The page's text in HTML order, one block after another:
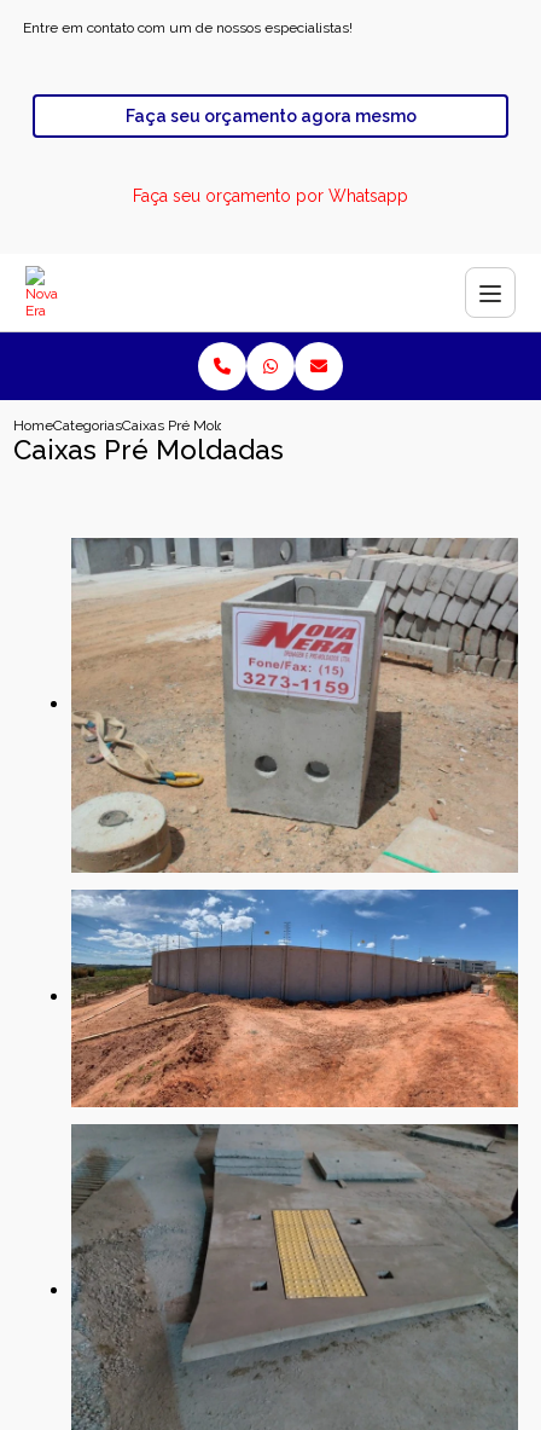
Entre em contato com um de nossos especialistas!
Faça seu orçamento agora mesmo
Faça seu orçamento por Whatsapp
HomeCategoriasCaixas Pré Moldadas
Caixas Pré Moldadas